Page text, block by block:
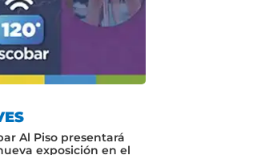
Al Piso presentará
exposición en el